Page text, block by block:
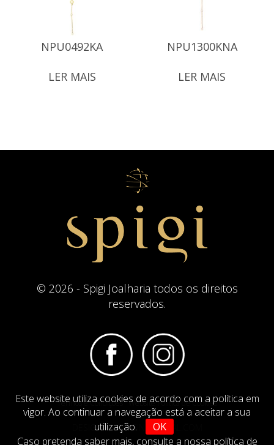
Este website utiliza cookies de acordo com a política em
vigor. Ao continuar a navegação está a aceitar a sua
utilização.
OK
Caso pretenda saber mais, consulte a nossa política de
NPU0492KA
LER MAIS
NPU1300KNA
LER MAIS
© 2026 - Spigi Joalharia todos os direitos
reservados.
Termos e Condições Website Politica de Cookies
DESIGN BYIMAGINEVIRTUAL.COM